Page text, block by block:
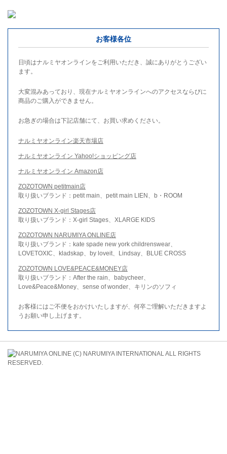
お客様各位
日頃はナルミヤオンラインをご利用いただき、誠にありがとうござい
ます。
大変混みあっており、現在ナルミヤオンラインへのアクセスならびに
商品のご購入ができません。
お急ぎの場合は下記店舗にて、お買い求めください。
ナルミヤオンライン楽天市場店
ナルミヤオンライン Yahoo!ショッピング店
ナルミヤオンライン Amazon店
ZOZOTOWN petitmain店
取り扱いブランド：petit main、petit main LIEN、b・ROOM
ZOZOTOWN X-girl Stages店
取り扱いブランド：X-girl Stages、XLARGE KIDS
ZOZOTOWN NARUMIYA ONLINE店
取り扱いブランド：kate spade new york childrenswear、
LOVETOXIC、kladskap、by loveit、Lindsay、BLUE CROSS
ZOZOTOWN LOVE&PEACE&MONEY店
取り扱いブランド：After the rain、babycheer、
Love&Peace&Money、sense of wonder、キリンのソフィ
お客様にはご不便をおかけいたしますが、何卒ご理解いただきますよ
うお願い申し上げます。